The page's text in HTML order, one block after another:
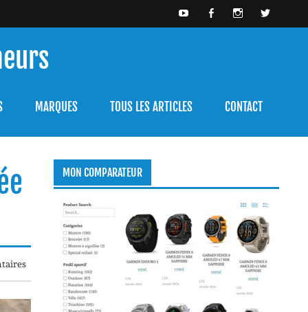
MARQUES TOUS LES ARTICLES CONTACT
MON COMPARATEUR